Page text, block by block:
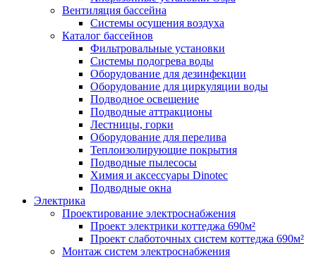
Вентиляция бассейна
Системы осушения воздуха
Каталог бассейнов
Фильтровальные установки
Системы подогрева воды
Оборудование для дезинфекции
Оборудование для циркуляции воды
Подводное освещение
Подводные аттракционы
Лестницы, горки
Оборудование для перелива
Теплоизолирующие покрытия
Подводные пылесосы
Химия и аксессуары Dinotec
Подводные окна
Электрика
Проектирование электроснабжения
Проект электрики коттеджа 690м²
Проект слаботочных систем коттеджа 690м²
Монтаж систем электроснабжения